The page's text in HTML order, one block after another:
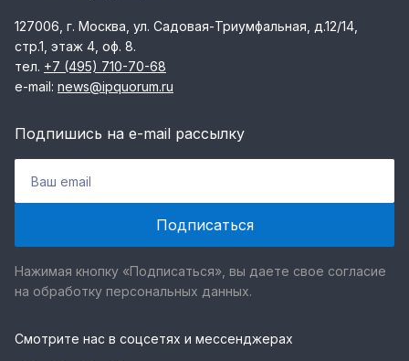
127006, г. Москва, ул. Садовая-Триумфальная, д.12/14,
стр.1, этаж 4, оф. 8.
тел. +7 (495) 710-70-68
e-mail: news@ipquorum.ru
Подпишись на e-mail рассылку
Нажимая кнопку «Подписаться», вы даете свое согласие
на обработку персональных данных.
Смотрите нас в соцсетях и мессенджерах